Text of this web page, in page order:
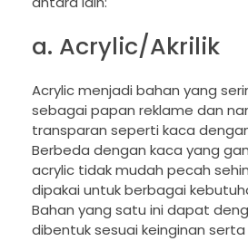
a. Acrylic/Akrilik
Acrylic menjadi bahan yang
sebagai papan reklame dan
transparan seperti kaca
Berbeda dengan kaca yang
acrylic tidak mudah pecah
dipakai untuk berbagai
Bahan yang satu ini dapat
dibentuk sesuai keinginan